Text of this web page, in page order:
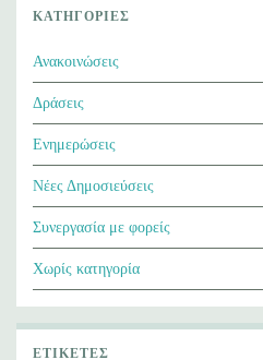
ΚΑΤΗΓΟΡΊΕΣ
Ανακοινώσεις
Δράσεις
Ενημερώσεις
Νέες Δημοσιεύσεις
Συνεργασία με φορείς
Χωρίς κατηγορία
ΕΤΙΚΈΤΕΣ